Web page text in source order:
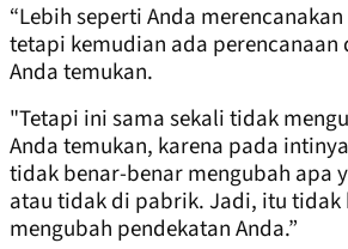
“Lebih seperti Anda
tetapi kemudian ada perencanaan
Anda temukan.
"Tetapi ini sama sekali tidak
Anda temukan, karena pada
tidak benar-benar mengubah apa
atau tidak di pabrik. Jadi, itu tidak
mengubah pendekatan Anda.”